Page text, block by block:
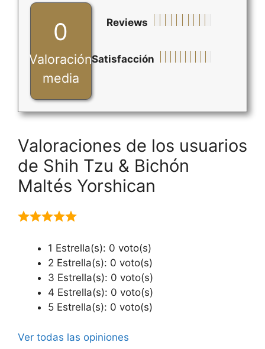
0
Valoración
media
Reviews
Satisfacción
Valoraciones de los usuarios
de Shih Tzu & Bichón
Maltés Yorshican
1 Estrella(s): 0 voto(s)
2 Estrella(s): 0 voto(s)
3 Estrella(s): 0 voto(s)
4 Estrella(s): 0 voto(s)
5 Estrella(s): 0 voto(s)
Ver todas las opiniones